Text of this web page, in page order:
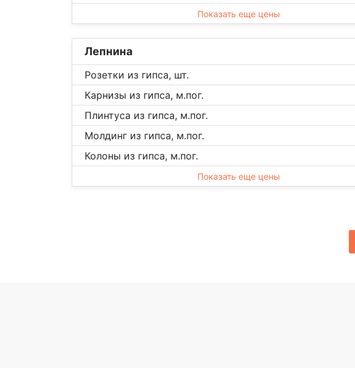
Показать еще цены
Лепнина
Розетки из гипса, шт.
Карнизы из гипса, м.пог.
Плинтуса из гипса, м.пог.
Молдинг из гипса, м.пог.
Колоны из гипса, м.пог.
Показать еще цены